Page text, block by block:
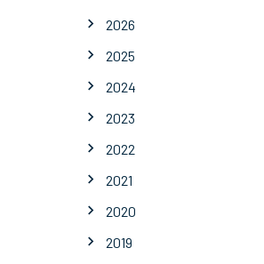
2026
2025
2024
2023
2022
2021
2020
2019